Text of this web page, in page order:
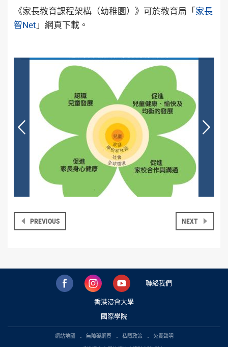
《家長教育課程架構（幼稚園）》可於教育局「家長
智Net 」網頁下載。
PREVIOUS NEXT
聯絡我們
香港浸會大學
國際學院
網站地圖 無障礙網頁 私隱政策
免責聲明